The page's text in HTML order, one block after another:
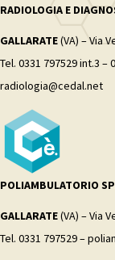
RADIOLOGIA E
GALLARATE(VA) – Via
Tel. 0331 797529 int.3 –
radiologia@cedal.net
POLIAMBULATORIO
GALLARATE(VA) – Via
Tel. 0331 797529 –